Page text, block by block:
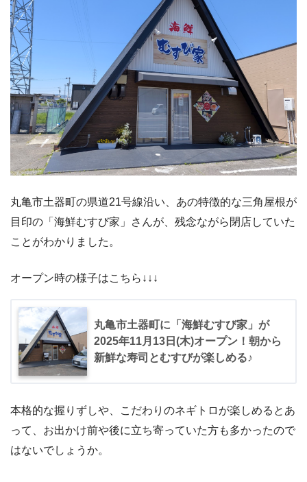
丸亀市土器町の県道21号線沿い、あの特徴的な三角屋根が
目印の「海鮮むすび家」さんが、残念ながら閉店していた
ことがわかりました。
オープン時の様子はこちら↓↓↓
丸亀市土器町に「海鮮むすび家」が
2025年11月13日(木)オープン！朝から
新鮮な寿司とむすびが楽しめる♪
本格的な握りずしや、こだわりのネギトロが楽しめるとあ
って、お出かけ前や後に立ち寄っていた方も多かったので
はないでしょうか。